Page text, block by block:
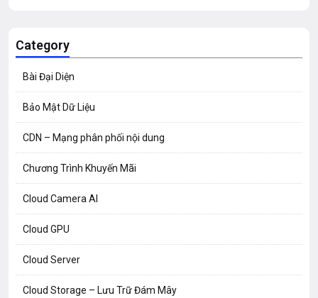
Category
Bài Đại Diện
Bảo Mật Dữ Liệu
CDN – Mạng phân phối nội dung
Chương Trình Khuyến Mãi
Cloud Camera AI
Cloud GPU
Cloud Server
Cloud Storage – Lưu Trữ Đám Mây